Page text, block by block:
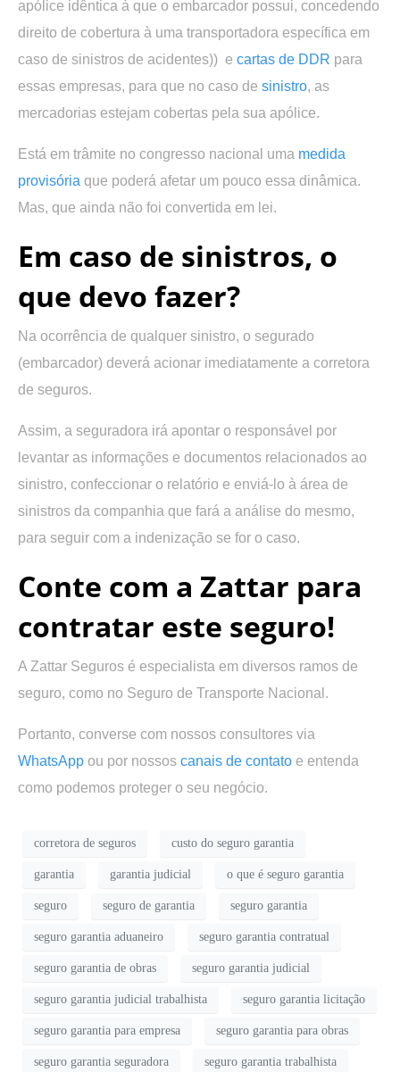
apólice idêntica à que o embarcador possui, concedendo
direito de cobertura à uma transportadora específica em
caso de sinistros de acidentes)) e cartas de DDR para
essas empresas, para que no caso de sinistro, as
mercadorias estejam cobertas pela sua apólice.
Está em trâmite no congresso nacional uma medida
provisória que poderá afetar um pouco essa dinâmica.
Mas, que ainda não foi convertida em lei.
Em caso de sinistros, o
que devo fazer?
Na ocorrência de qualquer sinistro, o segurado
(embarcador) deverá acionar imediatamente a corretora
de seguros.
Assim, a seguradora irá apontar o responsável por
levantar as informações e documentos relacionados ao
sinistro, confeccionar o relatório e enviá-lo à área de
sinistros da companhia que fará a análise do mesmo,
para seguir com a indenização se for o caso.
Conte com a Zattar para
contratar este seguro!
A Zattar Seguros é especialista em diversos ramos de
seguro, como no Seguro de Transporte Nacional.
Portanto, converse com nossos consultores via
WhatsApp ou por nossos canais de contato e entenda
como podemos proteger o seu negócio.
corretora de seguros custo do seguro garantia
garantia garantia judicial o que é seguro garantia
seguro seguro de garantia seguro garantia
seguro garantia aduaneiro seguro garantia contratual
seguro garantia de obras seguro garantia judicial
seguro garantia judicial trabalhista seguro garantia licitação
seguro garantia para empresa seguro garantia para obras
seguro garantia seguradora seguro garantia trabalhista